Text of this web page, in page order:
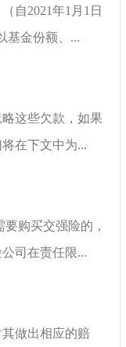
自2021年1月1日
基金份额、...
这些欠款，如果
在下文中为...
购买交强险的，
司在责任限...
做出相应的赔